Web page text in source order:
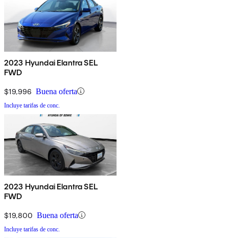
2023 Hyundai Elantra SEL
FWD
$19,996 Buena oferta
Incluye tarifas de conc.
2023 Hyundai Elantra SEL
FWD
$19,800 Buena oferta
Incluye tarifas de conc.